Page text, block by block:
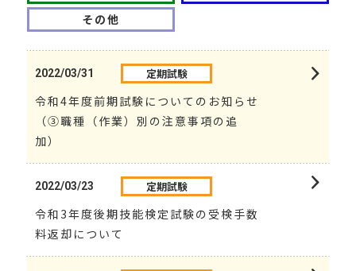
その他
2022/03/31 定期試験
令和4年度前期試験についてのお知らせ
（③職種（作業）別の注意事項の追
加）
2022/03/23 定期試験
令和3年度後期技能検定試験の受検手数
料返却について